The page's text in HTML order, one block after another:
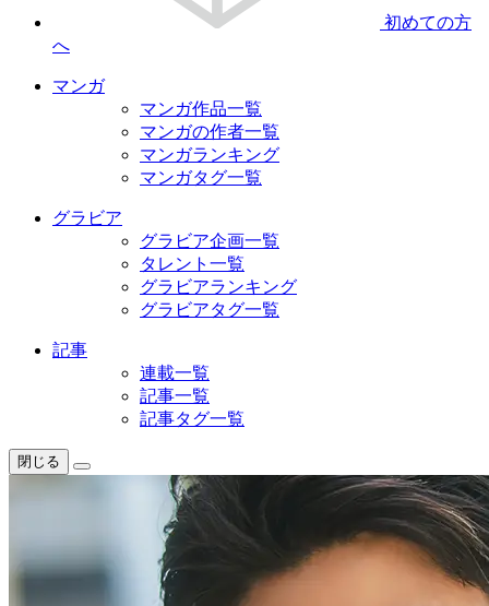
初めての方
へ
マンガ
マンガ作品一覧
マンガの作者一覧
マンガランキング
マンガタグ一覧
グラビア
グラビア企画一覧
タレント一覧
グラビアランキング
グラビアタグ一覧
記事
連載一覧
記事一覧
記事タグ一覧
閉じる